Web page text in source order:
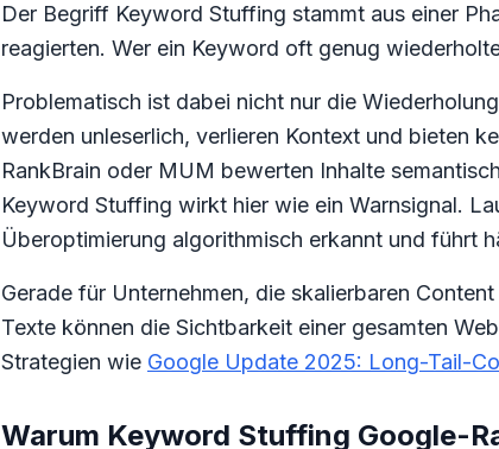
Der Begriff Keyword Stuffing stammt aus einer
reagierten. Wer ein Keyword oft genug
Problematisch ist dabei nicht nur die
werden unleserlich, verlieren Kontext und bieten
RankBrain oder MUM bewerten Inhalte
Keyword Stuffing wirkt hier wie ein Warnsignal.
Überoptimierung algorithmisch erkannt und führt
Gerade für Unternehmen, die skalierbaren
Texte können die Sichtbarkeit einer gesamten
Strategien wie Google Update 2025: Long-Tail-
Warum Keyword Stuffing Google-